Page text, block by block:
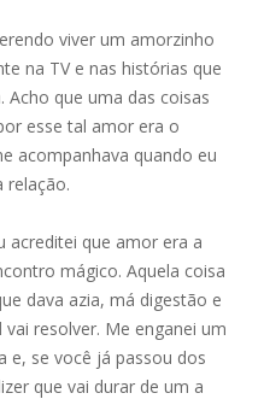
viver um amorzinho
na TV e nas histórias que
Acho que uma das coisas
esse tal amor era o
acompanhava quando eu
relação.
acreditei que amor era a
mágico. Aquela coisa
dava azia, má digestão e
resolver. Me enganei um
e, se você já passou dos
que vai durar de um a